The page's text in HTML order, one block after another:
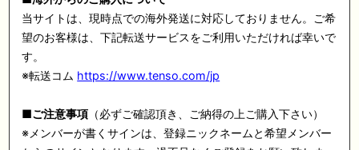
当サイトは、現時点での海外発送に対応しておりません。ご希
望のお客様は、下記転送サービスをご利用いただければ幸いで
す。
※転送コム https://www.tenso.com/jp
■ご注意事項 （必ずご確認頂き、ご納得の上ご購入下さい）
※メンバーが書くサインは、登録ニックネームと希望メンバー